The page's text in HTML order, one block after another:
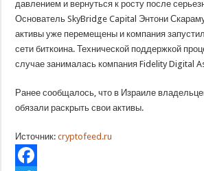
давлением и вернуться к росту после
Основатель SkyBridge Capital Энтони
активы уже перемещены и компания
сети биткоина. Технической поддержкой
случае занималась компания Fidelity Digital
Ранее сообщалось, что в Израиле
обязали раскрыть свои активы.
Источник: cryptofeed.ru